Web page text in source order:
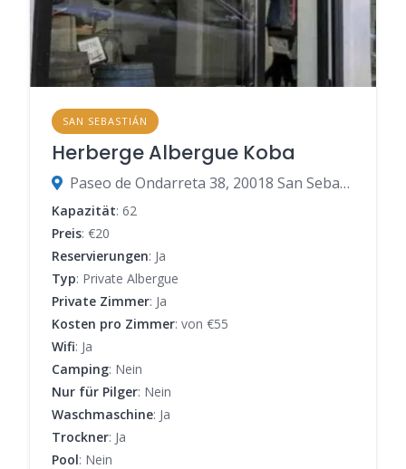
SAN SEBASTIÁN
Herberge Albergue Koba
Paseo de Ondarreta 38, 20018 San Sebastián, Gipuzkoa, Spanien
Kapazität: 62
Preis: €20
Reservierungen: Ja
Typ: Private Albergue
Private Zimmer: Ja
Kosten pro Zimmer: von €55
Wifi: Ja
Camping: Nein
Nur für Pilger: Nein
Waschmaschine: Ja
Trockner: Ja
Pool: Nein